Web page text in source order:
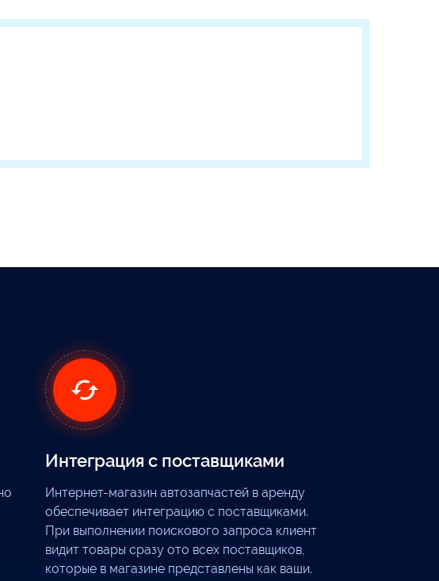
Интеграция с поставщиками
Интернет-магазин автозапчастей в аренду
обеспечивает интеграцию с поставщиками.
При выполнении поискового запроса клиент
видит товары сразу ото всех поставщиков,
которые в магазине представлены как ваши.